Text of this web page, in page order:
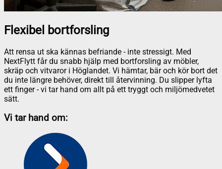
Flexibel bortforsling
Att rensa ut ska kännas befriande - inte stressigt. Med
NextFlytt får du snabb hjälp med bortforsling av möbler,
skräp och vitvaror i Höglandet. Vi hämtar, bär och kör bort det
du inte längre behöver, direkt till återvinning. Du slipper lyfta
ett finger - vi tar hand om allt på ett tryggt och miljömedvetet
sätt.
Vi tar hand om: